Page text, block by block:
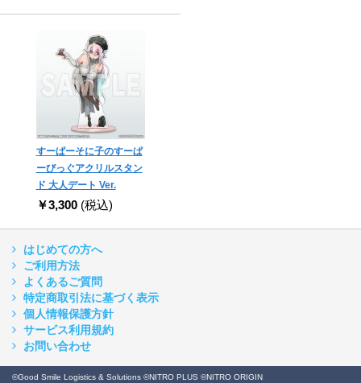
すーぱーそに子のすーぱ
ーびっぐアクリルスタン
ド 大人デート Ver.
￥3,300 (税込)
はじめての方へ
ご利用方法
よくあるご質問
特定商取引法に基づく表示
個人情報保護方針
サービス利用規約
お問い合わせ
©Good Smile Logistics & Solutions ©NITRO PLUS ©NITRO ORIGIN